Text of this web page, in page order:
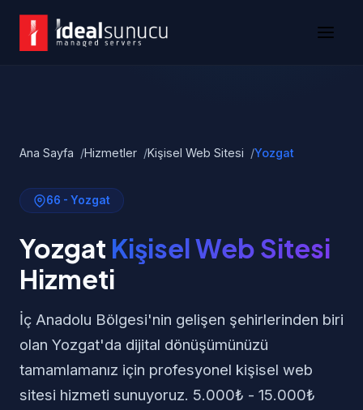
Ana Sayfa Hizmetler Kişisel Web Sitesi Yozgat
66 - Yozgat
Yozgat Kişisel Web Sitesi
Hizmeti
İç Anadolu Bölgesi'nin gelişen şehirlerinden biri
olan Yozgat'da dijital dönüşümünüzü
tamamlamanız için profesyonel kişisel web
sitesi hizmeti sunuyoruz. 5.000₺ - 15.000₺